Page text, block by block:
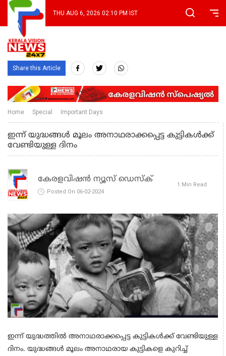
THU AUG 6, 2026 02:10 PM IST
Share this Article
Home Special Important Days
ഇന്ന് യുദ്ധങ്ങള്‍ മൂലം അനാഥരാക്കപ്പെട്ട കുട്ടികള്‍ക്ക്
വേണ്ടിയുള്ള ദിനം
കേരളവിഷൻ ന്യൂസ് ഡെസ്‌ക്
Posted On 06-02-2024
1 Min Read
ഇന്ന് യുദ്ധത്തില്‍ അനാഥരാക്കപ്പെട്ട കുട്ടികള്‍ക്ക് വേണ്ടിയുള്ള
ദിനം. യുദ്ധങ്ങള്‍ മൂലം അനാഥരായ കുട്ടികളെ കുറിച്ച്